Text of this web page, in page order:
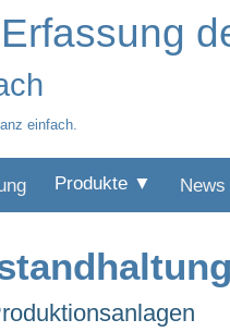
einfach.
Produkte ▼ News